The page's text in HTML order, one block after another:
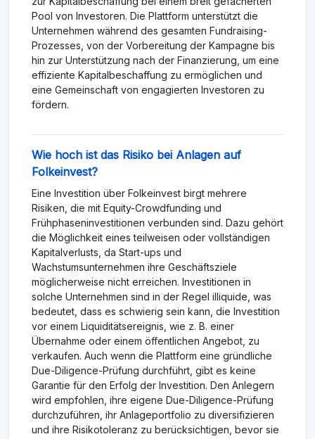
Pool von Investoren. Die Plattform unterstützt die
Unternehmen während des gesamten Fundraising-
Prozesses, von der Vorbereitung der Kampagne bis
hin zur Unterstützung nach der Finanzierung, um eine
effiziente Kapitalbeschaffung zu ermöglichen und
eine Gemeinschaft von engagierten Investoren zu
fördern.
Wie hoch ist das Risiko bei Anlagen auf
Folkeinvest?
Eine Investition über Folkeinvest birgt mehrere
Risiken, die mit Equity-Crowdfunding und
Frühphaseninvestitionen verbunden sind. Dazu gehört
die Möglichkeit eines teilweisen oder vollständigen
Kapitalverlusts, da Start-ups und
Wachstumsunternehmen ihre Geschäftsziele
möglicherweise nicht erreichen. Investitionen in
solche Unternehmen sind in der Regel illiquide, was
bedeutet, dass es schwierig sein kann, die Investition
vor einem Liquiditätsereignis, wie z. B. einer
Übernahme oder einem öffentlichen Angebot, zu
verkaufen. Auch wenn die Plattform eine gründliche
Due-Diligence-Prüfung durchführt, gibt es keine
Garantie für den Erfolg der Investition. Den Anlegern
wird empfohlen, ihre eigene Due-Diligence-Prüfung
durchzuführen, ihr Anlageportfolio zu diversifizieren
und ihre Risikotoleranz zu berücksichtigen, bevor sie